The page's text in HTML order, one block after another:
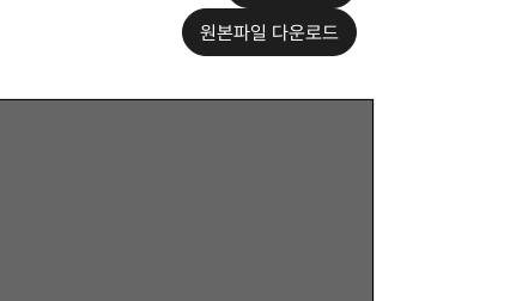
원본파일 다운로드